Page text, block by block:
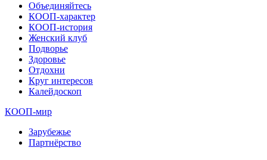
Объединяйтесь
КООП-характер
КООП-история
Женский клуб
Подворье
Здоровье
Отдохни
Круг интересов
Калейдоскоп
КООП-мир
Зарубежье
Партнёрство